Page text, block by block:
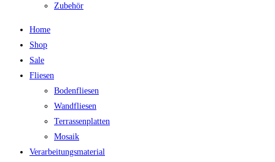
Zubehör
Home
Shop
Sale
Fliesen
Bodenfliesen
Wandfliesen
Terrassenplatten
Mosaik
Verarbeitungsmaterial